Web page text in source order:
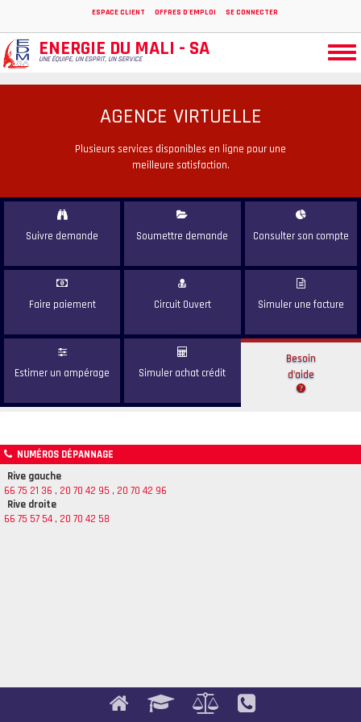
contenu
principal
ESPACE CLIENT OFFRES D'EMPLOI SE CONNECTER
ENERGIE DU MALI - SA
UNE ÉQUIPE, UN ESPRIT, UN SERVICE
AGENCE VIRTUELLE
Plusieurs services disponibles en ligne pour une
meilleure satisfaction.
Suivre demande Soumettre demande Consulterson compte
Faire paiement Circuit Ouvert Simuler une facture
Estimer un ampérage Simuler achat crédit
Besoin
d'aide
NUMÉROS DÉPANNAGE
Rive gauche
66 75 21 36 , 20 70 42 95 , 20 70 42 96
Rive droite
66 75 57 54 , 20 70 42 58